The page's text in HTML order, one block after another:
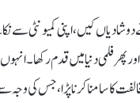
کیں، اپنی کمیونٹی سے
پھر فلمی دنیا میں قدم رکھا۔
کا سامنا کرنا پڑا، جس کی